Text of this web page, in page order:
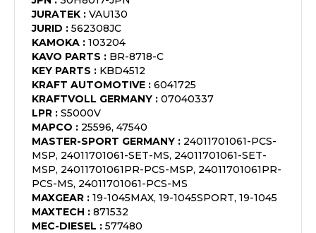
JURATEK : VAU130
JURID : 562308JC
KAMOKA : 103204
KAVO PARTS : BR-8718-C
KEY PARTS : KBD4512
KRAFT AUTOMOTIVE : 6041725
KRAFTVOLL GERMANY : 07040337
LPR : S5000V
MAPCO : 25596, 47540
MASTER-SPORT GERMANY : 24011701061-PCS-
MSP, 24011701061-SET-MS, 24011701061-SET-
MSP, 24011701061PR-PCS-MSP, 24011701061PR-
PCS-MS, 24011701061-PCS-MS
MAXGEAR : 19-1045MAX, 19-1045SPORT, 19-1045
MAXTECH : 871532
MEC-DIESEL : 577480